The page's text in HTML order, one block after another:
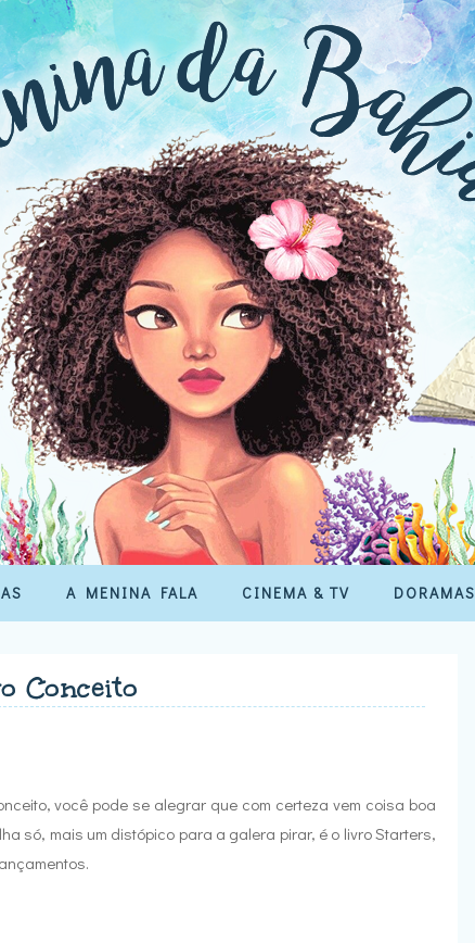
A MENINA FALA CINEMA & TV DORAMAS
Conceito
você pode se alegrar que com certeza vem coisa boa
só, mais um distópico para a galera pirar, é o livro Starters,